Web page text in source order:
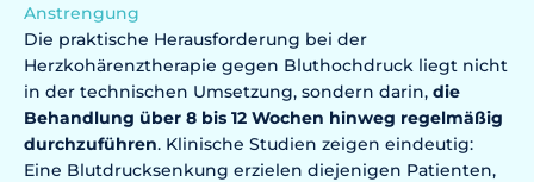
Anstrengung
Die praktische Herausforderung bei der
Herzkohärenztherapie gegen Bluthochdruck liegt nicht
in der technischen Umsetzung, sondern darin, die
Behandlung über 8 bis 12 Wochen hinweg regelmäßig
durchzuführen. Klinische Studien zeigen eindeutig:
Eine Blutdrucksenkung erzielen diejenigen Patienten,